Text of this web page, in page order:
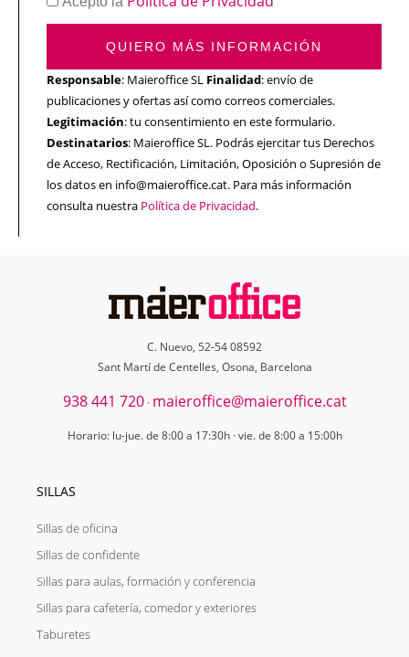
QUIERO MÁS INFORMACIÓN
Responsable: Maieroffice SL Finalidad: envío de
publicaciones y ofertas así como correos comerciales.
Legitimación: tu consentimiento en este formulario.
Destinatarios: Maieroffice SL. Podrás ejercitar tus Derechos
de Acceso, Rectificación, Limitación, Oposición o Supresión de
los datos en info@maieroffice.cat. Para más información
consulta nuestra Política de Privacidad.
C. Nuevo, 52-54 08592
Sant Martí de Centelles, Osona, Barcelona
938 441 720· maieroffice@maieroffice.cat
Horario: lu-jue. de 8:00 a 17:30h · vie. de 8:00 a 15:00h
SILLAS
Sillas de oficina
Sillas de confidente
Sillas para aulas, formación y conferencia
Sillas para cafetería, comedor y exteriores
Taburetes